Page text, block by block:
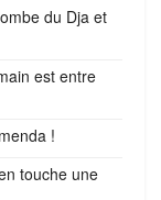
du Dja et
est entre
!
touche une